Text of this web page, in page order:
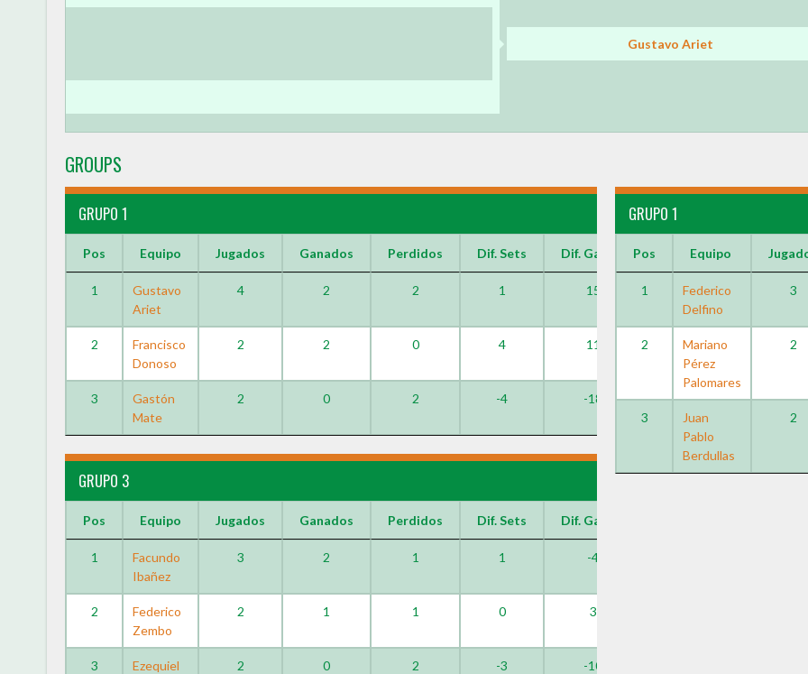
Gustavo Ariet
GROUPS
GRUPO 1
Pos Equipo Jugados Ganados Perdidos Dif. Sets Dif. Games
1
Gustavo
Ariet
4 2 2 1 15
2
Francisco
Donoso
2 2 0 4 11
3
Gastón
Mate
2 0 2 -4 -18
GRUPO 1
Pos Equipo
1
Federico
Delfino
3
2
Mariano
Pérez
Palomares
2
3
Juan
Pablo
Berdullas
2
GRUPO 3
Pos Equipo Jugados Ganados Perdidos Dif. Sets Dif. Games
1
Facundo
Ibañez
3 2 1 1 -4
2
Federico
Zembo
2 1 1 0 3
3 Ezequiel 2 0 2 -3 -10